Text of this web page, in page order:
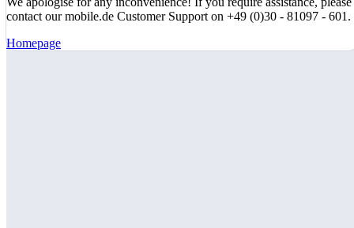
contact our mobile.de Customer Support on +49 (0)30 - 81097 - 601.
Homepage